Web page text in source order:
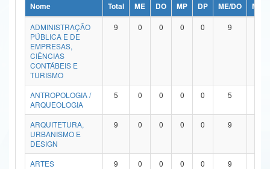
Ministério da Ciência, Tecnologia, Inovações e Comunicações
Ministério do Meio Ambiente
Ministério do Turismo
Ministério do Desenvolvimento Regional
Controladoria-Geral da União
Ministério da Mulher, da Família e dos Direitos Humanos
Nome Total ME DO MP DP ME/DO
MP/
ADMINISTRAÇÃO
PÚBLICA E DE
EMPRESAS,
CIÊNCIAS
CONTÁBEIS E
TURISMO
9 0 0 0 0 9
ANTROPOLOGIA /
ARQUEOLOGIA
5 0 0 0 0 5
ARQUITETURA,
URBANISMO E
DESIGN
9 0 0 0 0 9
ARTES 9 0 0 0 0 9